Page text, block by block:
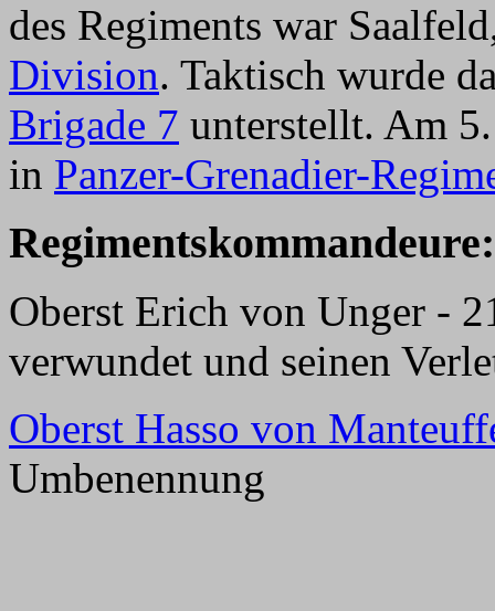
des Regiments war
Division. Taktisch wurde
Brigade 7 unterstellt. Am
in Panzer-Grenadier-
Regimentskommandeure:
Oberst Erich von Unger -
verwundet und seinen
Oberst Hasso von
Umbenennung